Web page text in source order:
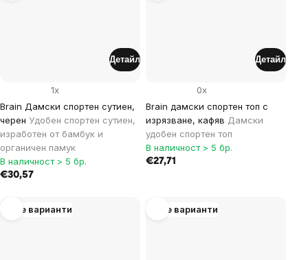
Brain Дамски спортен сутиен,
черен Удобен спортен сутиен,
изработен от бамбук и
органичен памук
1x
В наличност > 5 бр.
€30,57
Детайл
Brain дамски спортен топ с
изрязване, кафяв Дамски
удобен спортен топ
0x
В наличност > 5 бр.
€27,71
Детайл
Още варианти Още варианти